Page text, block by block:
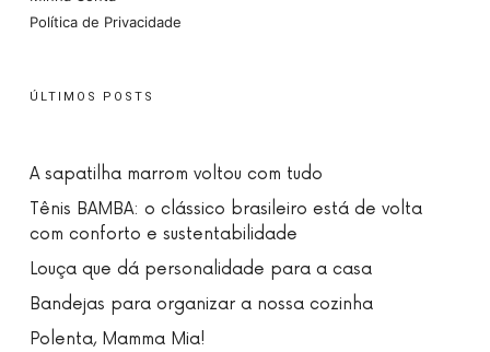
Política de Privacidade
ÚLTIMOS POSTS
A sapatilha marrom voltou com tudo
Tênis BAMBA: o clássico brasileiro está de volta
com conforto e sustentabilidade
Louça que dá personalidade para a casa
Bandejas para organizar a nossa cozinha
Polenta, Mamma Mia!